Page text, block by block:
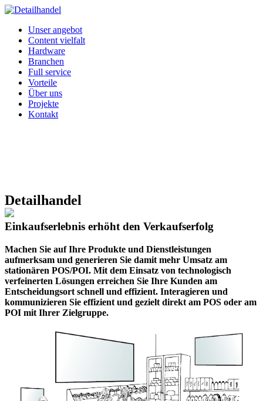
Unser angebot
Content vielfalt
Hardware
Branchen
Full service
Vorteile
Über uns
Projekte
Kontakt
Detailhandel
Einkaufserlebnis erhöht den Verkaufserfolg
Machen Sie auf Ihre Produkte und Dienstleistungen
aufmerksam und generieren Sie damit mehr Umsatz am
stationären POS/POI. Mit dem Einsatz von technologisch
verfeinerten Lösungen erreichen Sie Ihre Kunden am
Entscheidungsort schnell und effizient. Interagieren und
kommunizieren Sie effizient und gezielt direkt am POS oder am
POI mit Ihrer Zielgruppe.